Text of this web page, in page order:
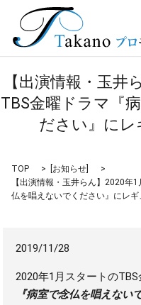
【出演情報・玉井
TBS金曜ドラマ『
ださい』にレ
TOP お知らせ
【出演情報・玉井らん】2020年
仏を唱えないでください』にレギ
2019/11/28
2020年1月スタートの
『病室で念仏を唱えない